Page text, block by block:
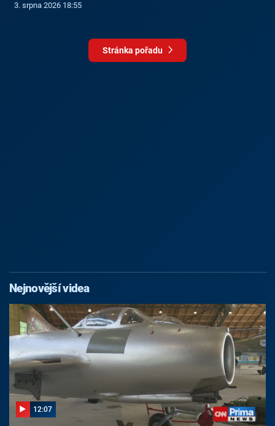
3. srpna 2026 18:55
Stránka pořadu
Nejnovější videa
12:07